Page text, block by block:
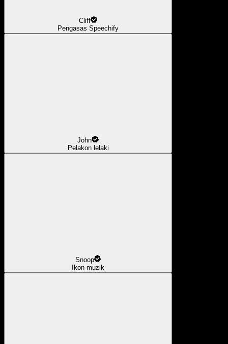
Cliff
Pengasas Speechify
John
Pelakon lelaki
Snoop
Ikon muzik